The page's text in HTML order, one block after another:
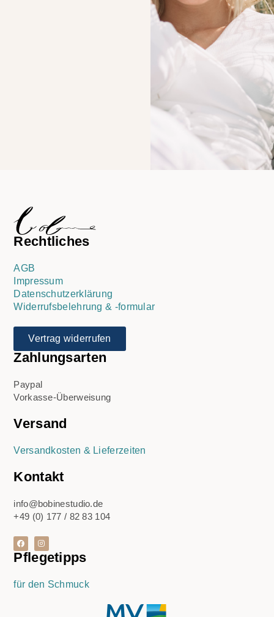
Rechtliches
AGB
Impressum
Datenschutzerklärung
Widerrufsbelehrung & -formular
Vertrag widerrufen
Zahlungsarten
Paypal
Vorkasse-Überweisung
Versand
Versandkosten & Lieferzeiten
Kontakt
info@bobinestudio.de
+49 (0) 177 / 82 83 104
Pflegetipps
für den Schmuck